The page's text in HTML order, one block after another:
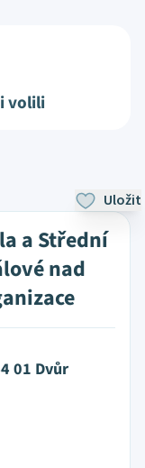
volili
Uložit
a Střední
nad
01 Dvůr